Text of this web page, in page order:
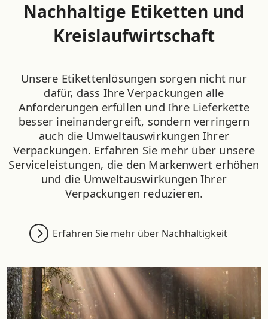
Nachhaltige Etiketten und
Kreislaufwirtschaft
Unsere Etikettenlösungen sorgen nicht nur
dafür, dass Ihre Verpackungen alle
Anforderungen erfüllen und Ihre Lieferkette
besser ineinandergreift, sondern verringern
auch die Umweltauswirkungen Ihrer
Verpackungen. Erfahren Sie mehr über unsere
Serviceleistungen, die den Markenwert erhöhen
und die Umweltauswirkungen Ihrer
Verpackungen reduzieren.
Erfahren Sie mehr über Nachhaltigkeit